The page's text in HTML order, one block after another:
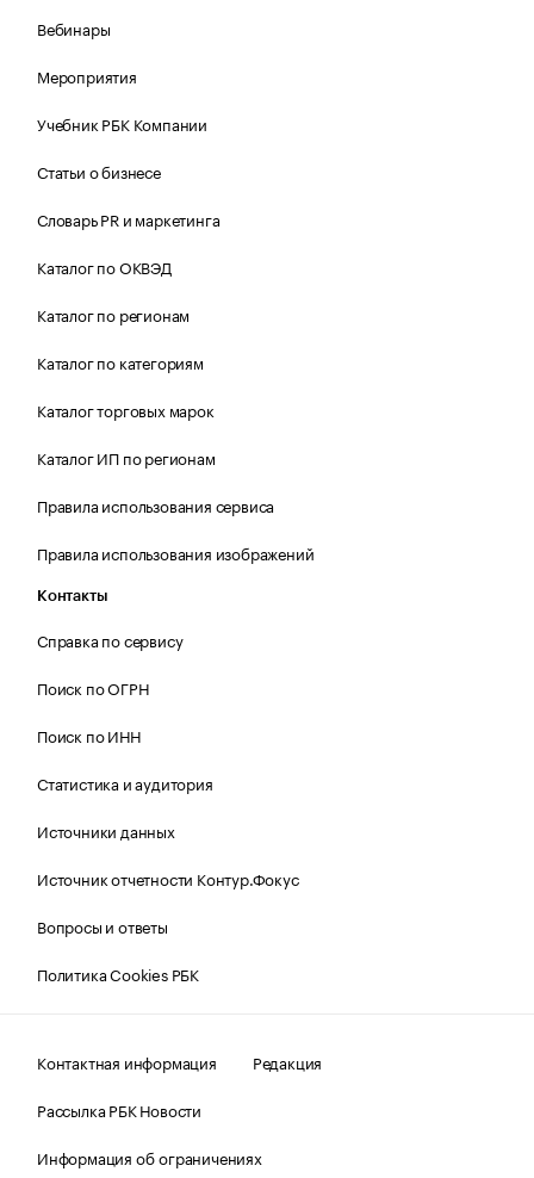
Вебинары
Мероприятия
Учебник РБК Компании
Статьи о бизнесе
Словарь PR и маркетинга
Каталог по ОКВЭД
Каталог по регионам
Каталог по категориям
Каталог торговых марок
Каталог ИП по регионам
Правила использования сервиса
Правила использования изображений
Контакты
Справка по сервису
Поиск по ОГРН
Поиск по ИНН
Статистика и аудитория
Источники данных
Источник отчетности Контур.Фокус
Вопросы и ответы
Политика Cookies РБК
Контактная информация
Редакция
Рассылка РБК Новости
Информация об ограничениях